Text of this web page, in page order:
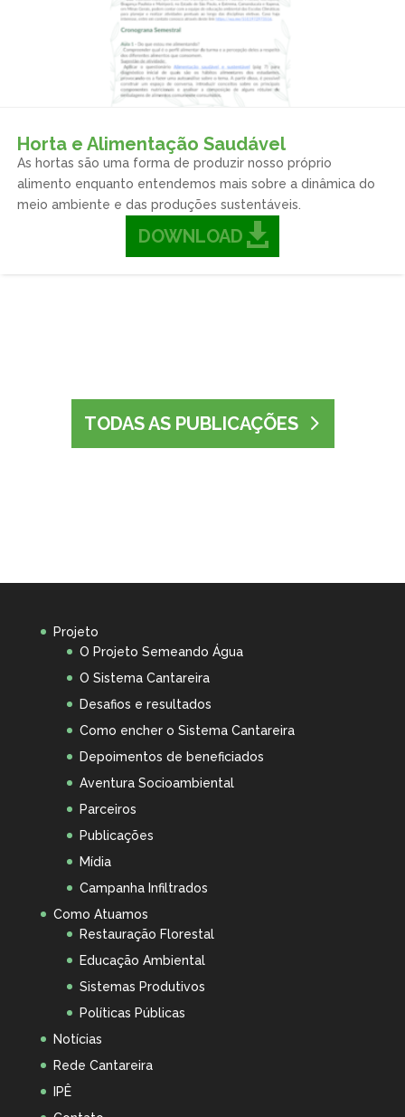
Horta e Alimentação Saudável
As hortas são uma forma de produzir nosso próprio
alimento enquanto entendemos mais sobre a dinâmica do
meio ambiente e das produções sustentáveis.
DOWNLOAD
TODAS AS PUBLICAÇÕES
Projeto
O Projeto Semeando Água
O Sistema Cantareira
Desafios e resultados
Como encher o Sistema Cantareira
Depoimentos de beneficiados
Aventura Socioambiental
Parceiros
Publicações
Mídia
Campanha Infiltrados
Como Atuamos
Restauração Florestal
Educação Ambiental
Sistemas Produtivos
Políticas Públicas
Notícias
Rede Cantareira
IPÊ